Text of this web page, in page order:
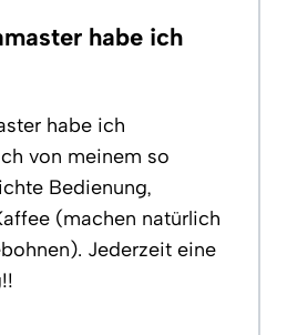
habe ich
habe ich
von meinem so
Bedienung,
(machen natürlich
Jederzeit eine